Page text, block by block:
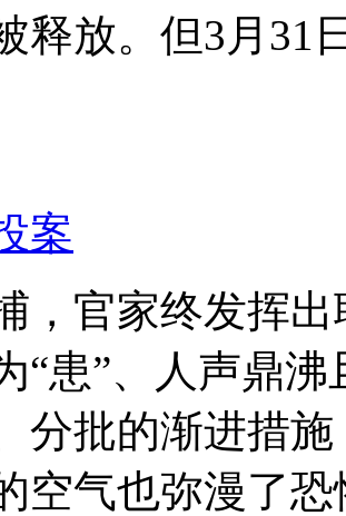
释放。但3月31
案
，官家终发挥
“患”、人声鼎
分批的渐进措
空气也弥漫了